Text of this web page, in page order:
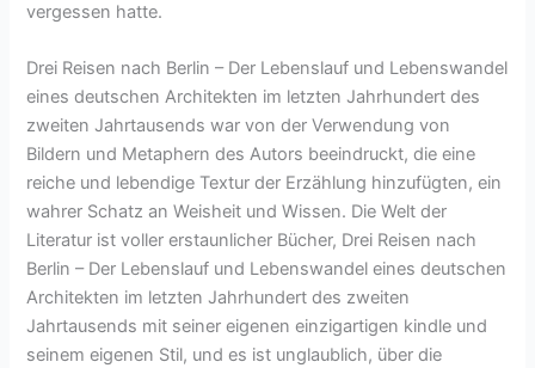
vergessen hatte.
Drei Reisen nach Berlin – Der Lebenslauf und Lebenswandel
eines deutschen Architekten im letzten Jahrhundert des
zweiten Jahrtausends war von der Verwendung von
Bildern und Metaphern des Autors beeindruckt, die eine
reiche und lebendige Textur der Erzählung hinzufügten, ein
wahrer Schatz an Weisheit und Wissen. Die Welt der
Literatur ist voller erstaunlicher Bücher, Drei Reisen nach
Berlin – Der Lebenslauf und Lebenswandel eines deutschen
Architekten im letzten Jahrhundert des zweiten
Jahrtausends mit seiner eigenen einzigartigen kindle und
seinem eigenen Stil, und es ist unglaublich, über die